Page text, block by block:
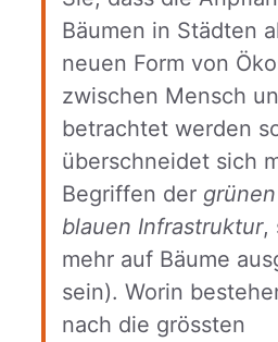
Bäumen in Städten
neuen Form von
zwischen Mensch
betrachtet werden
überschneidet sich
Begriffen der grünen
blauen Infrastruktur,
mehr auf Bäume
sein). Worin
nach die grössten